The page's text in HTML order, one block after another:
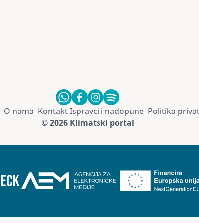
O nama KontaktIspravci i nadopune Politika
© 2026 Klimatski portal